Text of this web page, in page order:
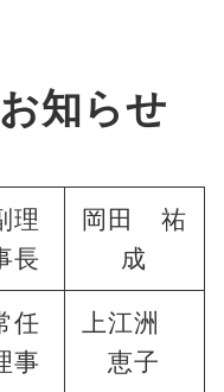
知らせ
理
長
岡田 祐
成
任
事
上江洲
恵子